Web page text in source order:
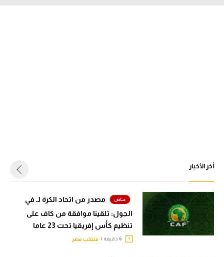
أخر الأخبار
مصدر من اتحاد الكرة لـ في
الجول: تلقينا موافقة من كاف على
تنظيم كأس إفريقيا تحت 23 عاما
منتخب مصر